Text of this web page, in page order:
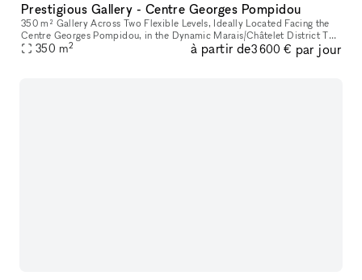
Prestigious Gallery - Centre Georges Pompidou
350 m² Gallery Across Two Flexible Levels, Ideally Located Facing the
Centre Georges Pompidou, in the Dynamic Marais/Châtelet District This
exceptional space offers a modern, versatile environment,
350 m2 à partir de3 600 € par jour